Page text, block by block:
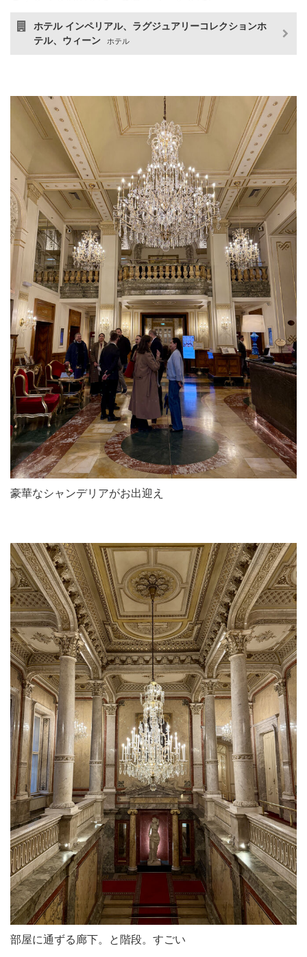
ホテル インペリアル、ラグジュアリーコレクションホ
テル、ウィーン
ホテル
豪華なシャンデリアがお出迎え
部屋に通ずる廊下。と階段。すごい